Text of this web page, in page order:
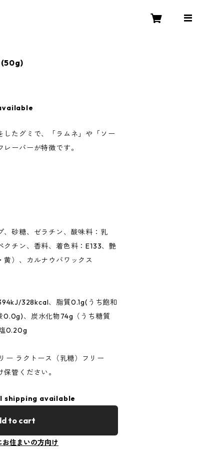
(50g)
したグミで、「ラムネ」や「ソー
ーバーが特徴です。
、砂糖、ゼラチン、酸味料：乳
チン、香料、着色料：E133、艶
黄）、カルナウバワックス
328kcal、脂質0.1g(うち飽和
0.0g)、炭水化物74g（うち糖質
0.20g
ー ラクトース（乳糖）フリー
管ください。
shipping available
to cart
お住まいの方向け